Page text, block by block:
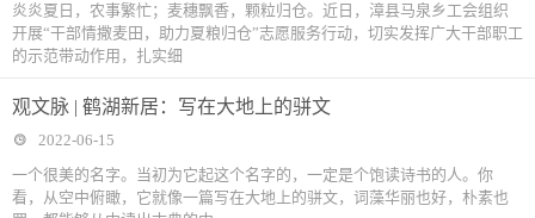
炎炎夏日，农事繁忙；麦穗飘香，颗粒归仓。近日，漳县马泉乡工会组织
开展“干部情撒麦田，助力夏粮归仓”志愿服务行动，切实发挥广大干部职工
的示范带动作用，扎实细
观文脉 | 鹤湖新居：写在大地上的骈文
2022-06-15
一个很美的名字。当初为它起这个名字的，一定是个饱读诗书的人。你
看，从空中俯瞰，它就像一篇写在大地上的骈文，词藻华丽也好，朴素也